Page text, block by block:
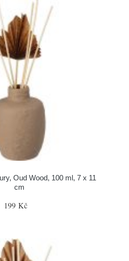
Oud Wood, 100 ml, 7 x 11
cm
199 Kč